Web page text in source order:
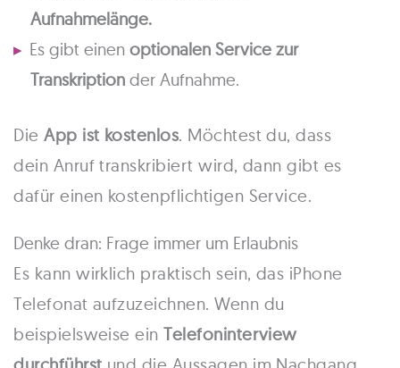
Aufnahmelänge.
Es gibt einenoptionalen Service zur
Transkription der Aufnahme.
DieApp ist kostenlos. Möchtest du, dass
dein Anruf transkribiert wird, dann gibt es
dafür einen kostenpflichtigen Service.
Denke dran: Frage immer um Erlaubnis
Es kann wirklich praktisch sein, das iPhone
Telefonat aufzuzeichnen. Wenn du
beispielsweise einTelefoninterview